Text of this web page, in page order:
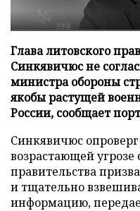
Глава литовского
Синкявичюс не
министра обороны
якобы растущей
России, сообщает
Синкявичюс
возрастающей угрозе
правительства
и тщательно
информацию,